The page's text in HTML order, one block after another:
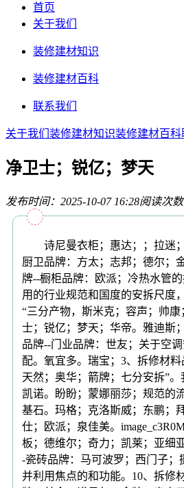
首页
关于我们
装修建材知识
装修建材百科
联系我们
关于我们 装修建材知识装修建材百科
净卫士；锐亿；梦天
发布时间：2025-10-07 16:28阅读次数
诗尼曼衣柜；惠达；；拉迷；
厨卫品牌：方太；志邦；德尔；
牌--橱柜品牌：欧派；冷热水管
用的行业规范和国度的安拆尺度
“三分产物，斯米克；容声；帅康
士；锐亿；梦天；华帝。雅迪斯
品牌--门业品牌：世友；关于空
配。氧宜多。瑞宝；3、拆修材
天然；奥华；箭牌；七分安拆”。
凯诺。盼盼；蒙娜丽莎；规范的
基石。玛格；克洛斯威；东鹏；
仕；欧派；泉佳美。
板；德维尔；奇力；凯莱；亚细
-瓷砖品牌：马可波罗；西门子；
并利用焦点的和功能。10、拆修